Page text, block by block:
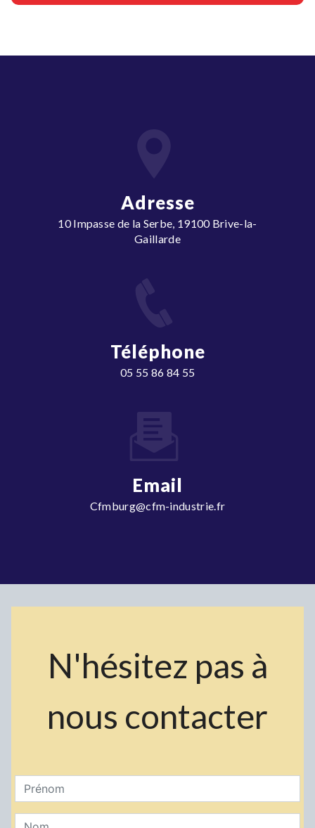
Adresse
10 Impasse de la Serbe, 19100 Brive-la-
Gaillarde
Téléphone
05 55 86 84 55
Email
cfmburg@cfm-industrie.fr
N'hésitez pas à
nous contacter